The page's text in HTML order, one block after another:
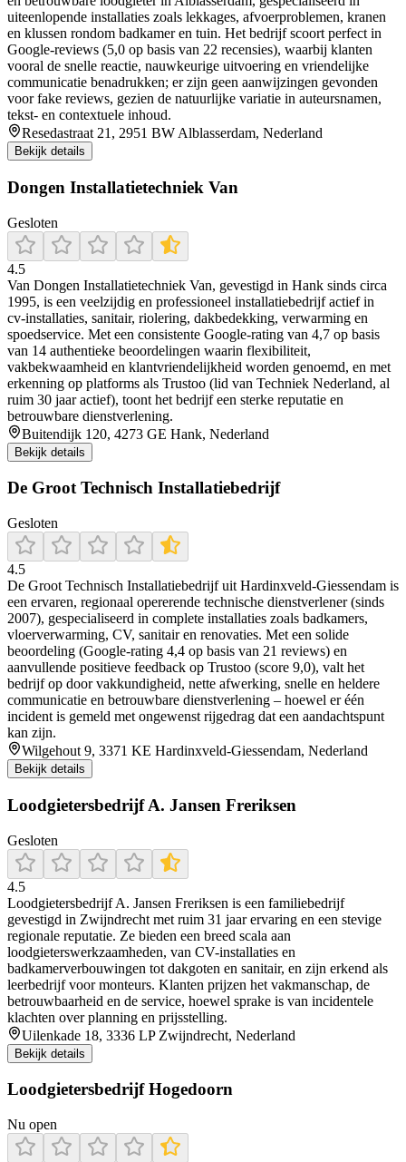
uiteenlopende installaties zoals lekkages, afvoerproblemen, kranen
en klussen rondom badkamer en tuin. Het bedrijf scoort perfect in
Google‑reviews (5,0 op basis van 22 recensies), waarbij klanten
vooral de snelle reactie, nauwkeurige uitvoering en vriendelijke
communicatie benadrukken; er zijn geen aanwijzingen gevonden
voor fake reviews, gezien de natuurlijke variatie in auteursnamen,
tekst- en contextuele inhoud.
Resedastraat 21, 2951 BW Alblasserdam, Nederland
Bekijk details
Dongen Installatietechniek Van
Gesloten
4.5
Van Dongen Installatietechniek Van, gevestigd in Hank sinds circa
1995, is een veelzijdig en professioneel installatiebedrijf actief in
cv‑installaties, sanitair, riolering, dakbedekking, verwarming en
spoedservice. Met een consistente Google-rating van 4,7 op basis
van 14 authentieke beoordelingen waarin flexibiliteit,
vakbekwaamheid en klantvriendelijkheid worden genoemd, en met
erkenning op platforms als Trustoo (lid van Techniek Nederland, al
ruim 30 jaar actief), toont het bedrijf een sterke reputatie en
betrouwbare dienstverlening.
Buitendijk 120, 4273 GE Hank, Nederland
Bekijk details
De Groot Technisch Installatiebedrijf
Gesloten
4.5
De Groot Technisch Installatiebedrijf uit Hardinxveld‑Giessendam is
een ervaren, regionaal opererende technische dienstverlener (sinds
2007), gespecialiseerd in complete installaties zoals badkamers,
vloerverwarming, CV, sanitair en renovaties. Met een solide
beoordeling (Google-rating 4,4 op basis van 21 reviews) en
aanvullende positieve feedback op Trustoo (score 9,0), valt het
bedrijf op door vakkundigheid, nette afwerking, snelle en heldere
communicatie en betrouwbare dienstverlening – hoewel er één
incident is gemeld met ongewenst rijgedrag dat een aandachtspunt
kan zijn.
Wilgehout 9, 3371 KE Hardinxveld-Giessendam, Nederland
Bekijk details
Loodgietersbedrijf A. Jansen Freriksen
Gesloten
4.5
Loodgietersbedrijf A. Jansen Freriksen is een familiebedrijf
gevestigd in Zwijndrecht met ruim 31 jaar ervaring en een stevige
regionale reputatie. Ze bieden een breed scala aan
loodgieterswerkzaamheden, van CV-installaties en
badkamerverbouwingen tot dakgoten en sanitair, en zijn erkend als
leerbedrijf voor monteurs. Klanten prijzen het vakmanschap, de
betrouwbaarheid en de service, hoewel sprake is van incidentele
klachten over planning en prijsstelling.
Uilenkade 18, 3336 LP Zwijndrecht, Nederland
Bekijk details
Loodgietersbedrijf Hogedoorn
Nu open